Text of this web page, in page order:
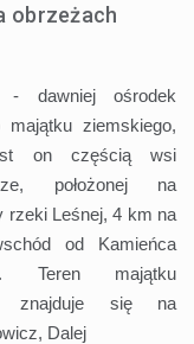
obrzeżach
- dawniej ośrodek
majątku ziemskiego,
on częścią wsi
położonej na
rzeki Leśnej, 4 km na
od Kamieńca
Teren majątku
znajduje się na
Dalej